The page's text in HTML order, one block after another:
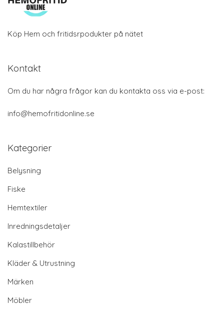
Köp Hem och fritidsrpodukter på nätet
Kontakt
Om du har några frågor kan du kontakta oss via e-post:
info@hemofritidonline.se
Kategorier
Belysning
Fiske
Hemtextiler
Inredningsdetaljer
Kalastillbehör
Kläder & Utrustning
Märken
Möbler